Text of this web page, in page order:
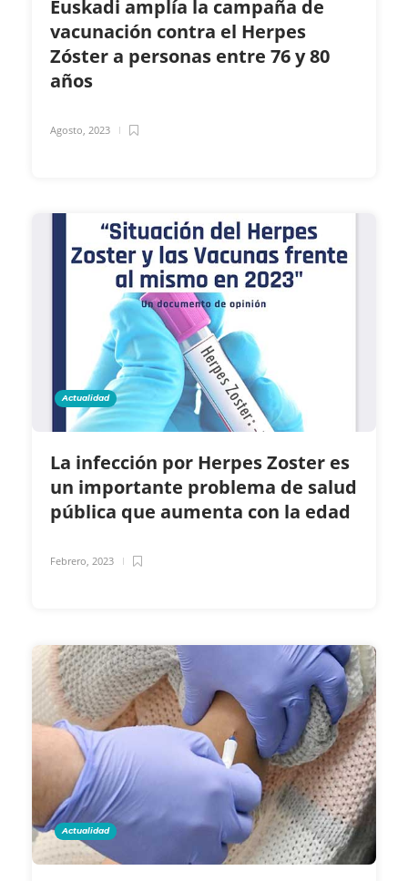
Euskadi amplía la campaña de
vacunación contra el Herpes
Zóster a personas entre 76 y 80
años
Agosto, 2023
Actualidad
La infección por Herpes Zoster es
un importante problema de salud
pública que aumenta con la edad
Febrero, 2023
Actualidad